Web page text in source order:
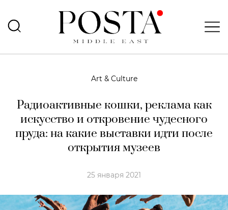
Art & Culture
Радиоактивные кошки, реклама как
искусство и откровение чудесного
пруда: на какие выставки идти после
открытия музеев
25 января 2021